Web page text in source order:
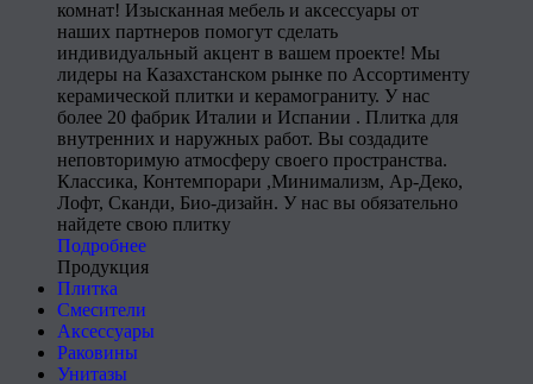
комнат! Изысканная мебель и аксессуары от
наших партнеров помогут сделать
индивидуальный акцент в вашем проекте! Мы
лидеры на Казахстанском рынке по Ассортименту
керамической плитки и керамограниту. У нас
более 20 фабрик Италии и Испании . Плитка для
внутренних и наружных работ. Вы создадите
неповторимую атмосферу своего пространства.
Классика, Контемпорари ,Минимализм, Ар-Деко,
Лофт, Сканди, Био-дизайн. У нас вы обязательно
найдете свою плитку
Подробнее
Продукция
Плитка
Смесители
Аксессуары
Раковины
Унитазы